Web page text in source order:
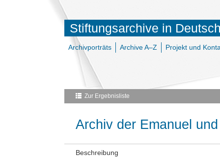
Stiftungsarchive in
Archivporträts Archive A–Z Projekt und
Zur Ergebnisliste
Archiv der Emanuel
Beschreibung